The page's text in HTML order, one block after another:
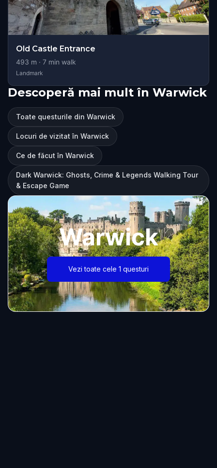
Old Castle Entrance
493 m · 7 min walk
Landmark
Descoperă mai mult în Warwick
Toate questurile din Warwick
Locuri de vizitat în Warwick
Ce de făcut în Warwick
Dark Warwick: Ghosts, Crime & Legends Walking Tour
& Escape Game
Warwick
Vezi toate cele 1 questuri